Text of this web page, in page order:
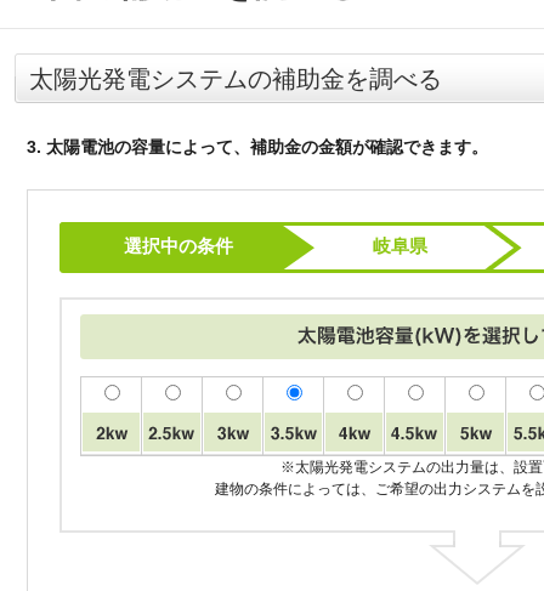
太陽光発電システムの補助金を調べる
3. 太陽電池の容量によって、補助金の金額が確認できます。
選択中の条件 岐阜県
※太陽光発電システムの出力量は、設
建物の条件によっては、ご希望の出力システムを